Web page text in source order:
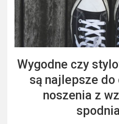
Wygodne czy
są najlepsze do
noszenia z